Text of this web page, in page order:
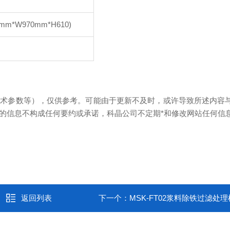
参数等），仅供参考。可能由于更新不及时，或许导致所述内容
息不构成任何要约或承诺，科晶公司不定期*和修改网站任何信
返回列表 下一个： MSK-FT02浆料除铁过滤处理